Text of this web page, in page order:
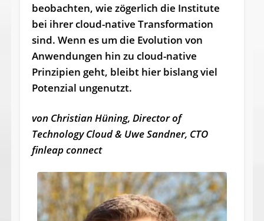
beobachten, wie zögerlich die Institute
bei ihrer cloud-native Transformation
sind. Wenn es um die Evolution von
Anwendungen hin zu cloud-native
Prinzipien geht, bleibt hier bislang viel
Potenzial ungenutzt.
von Christian Hüning, Director of
Technology Cloud & Uwe Sandner, CTO
finleap connect